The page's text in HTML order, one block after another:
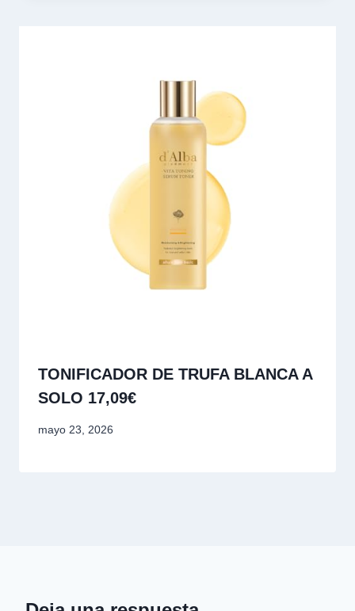
TONIFICADOR DE TRUFA BLANCA A
SOLO 17,09€
mayo 23, 2026